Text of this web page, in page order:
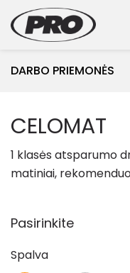
DARBO PRIEMONĖS
Gruntai
Glaistai
Klijai
CELOMAT
1 klasės atsparumo
matiniai,
Pasirinkite
Spalva